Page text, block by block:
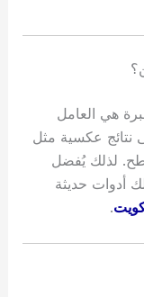
هي العامل
نتائج عكسية مثل
لذلك يُفضل
أدوات حديثة
.